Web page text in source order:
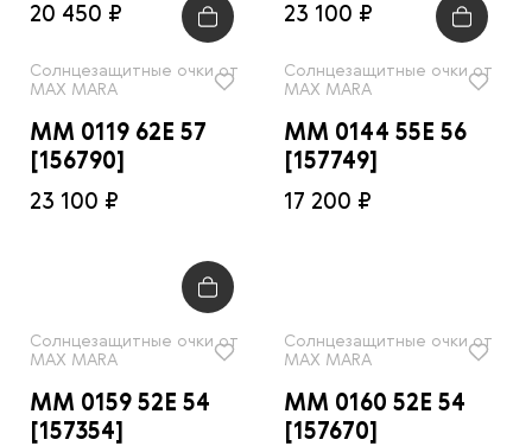
20 450 ₽
23 100 ₽
Солнцезащитные очки от
MAX MARA
MM 0119 62E 57
[156790]
23 100 ₽
Солнцезащитные очки от
MAX MARA
MM 0144 55E 56
[157749]
17 200 ₽
Солнцезащитные очки от
MAX MARA
MM 0159 52E 54
[157354]
Солнцезащитные очки от
MAX MARA
MM 0160 52E 54
[157670]